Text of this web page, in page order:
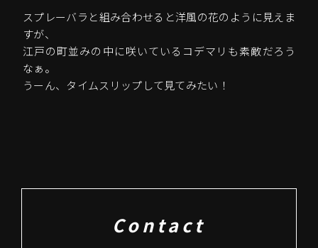
スプレーバラと組み合わせると洋風の花のように見えま
すが、
江戸の町並みの中に咲いているコデマリも素敵だろう
なぁ。
うーん、タイムスリップして見てみたい！
Contact